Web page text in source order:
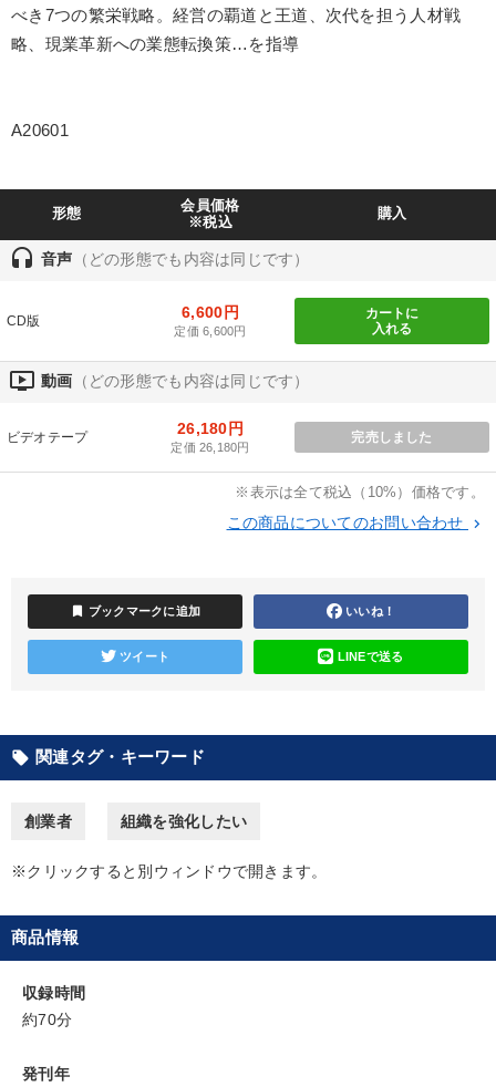
組織と人を動かすマネジメント力を磨く
IT・サービス・金融業 コンサルタント 専門家
スポーツ関係
地方企業の勝ち方 サービス
※「更新」を押すと「テーマ」「キーワード」を更新いただけます。
経営音声・動画を探す refresh 更新する
カテゴリー
最新トレンドと時代の潮流を押さえる
会社のパフォーマンスを高める講話 企業戦略に学ぶ
「利上げ時代の最新・銀行対策」＋「不動産市況予測」＋「市場
成功哲学・人間学
目的別
べき7つの繁栄戦略。経営の覇道と王道、次代を担う人材戦
略、現業革新への業態転換策…を指導
A20601
形態
会員価格
※税込
購入
headset 音声 （どの形態でも内容は同じです）
CD版 6,600円
定価 6,600円
カートに
入れる
ondemand_video 動画 （どの形態でも内容は同じです）
ビデオテープ 26,180円
定価 26,180円
完売しました
※表示は全て税込（10%）価格です。
この商品についてのお問い合わせ keyboard_arrow_right
bookmark ブックマークに追加 いいね！
ツイート LINEで送る
local_offer 関連タグ・キーワード
創業者 組織を強化したい
※クリックすると別ウィンドウで開きます。
商品情報
収録時間
約70分
発刊年